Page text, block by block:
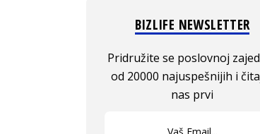
BIZLIFE NEWSLETTER
Pridružite se poslovnoj
od 20000 najuspešnijih i
nas prvi